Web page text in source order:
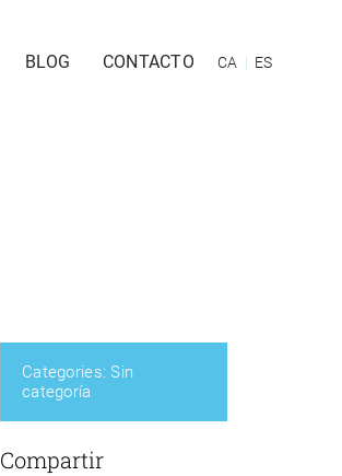
BLOG CONTACTO CA ES
Categories:Sin
categoría
Compartir